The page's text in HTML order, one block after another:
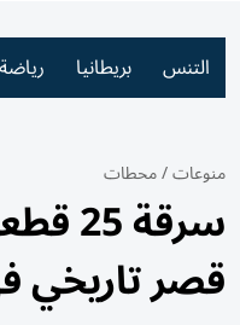
التنس بريطانيا
منوعات/محطات
قصر تاريخي